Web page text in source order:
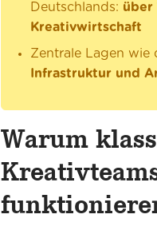
Deutschlands: über
Kreativwirtschaft
Zentrale Lagen wie
Infrastruktur und
Warum